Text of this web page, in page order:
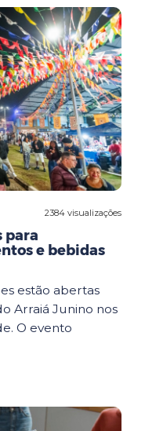
2384 visualizações
para
e bebidas
estão abertas
Arraiá Junino nos
O evento